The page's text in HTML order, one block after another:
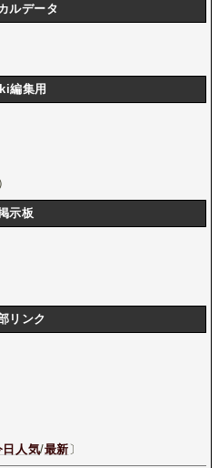
ルデータ
編集用
示板
リンク
日人気/最新 〕